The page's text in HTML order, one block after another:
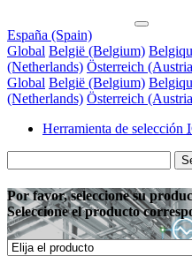
España (Spain)
Global België (Belgium)
(Netherlands) Österreich
Global België (Belgium)
(Netherlands) Österreich
Herramienta de selección
Por favor, seleccione su
Seleccione el producto